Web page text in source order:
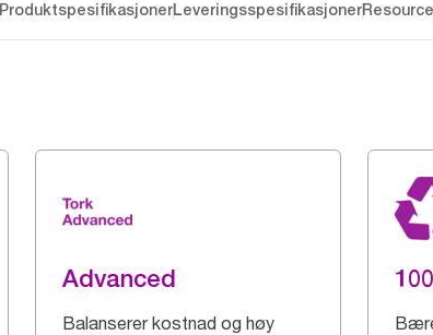
ProduktspesifikasjonerLeveringsspesifikasjoner
Advanced
Balanserer kostnad og høy